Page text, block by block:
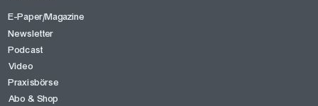
E-Paper/Magazine
Newsletter
Podcast
Video
Praxisbörse
Abo & Shop